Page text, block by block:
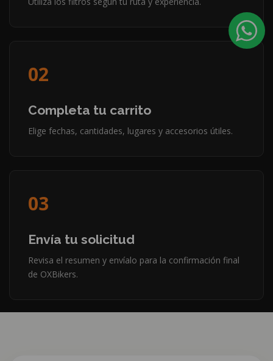
02
Completa tu carrito
Elige fechas, cantidades, lugares y accesorios útiles.
03
Envía tu solicitud
Revisa el resumen y envíalo para la confirmación final
de OXBikers.